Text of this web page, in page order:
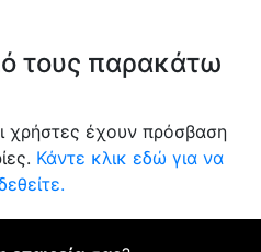
τους παρακάτω
χρήστες έχουν πρόσβαση
Κάντε κλικ εδώ για να